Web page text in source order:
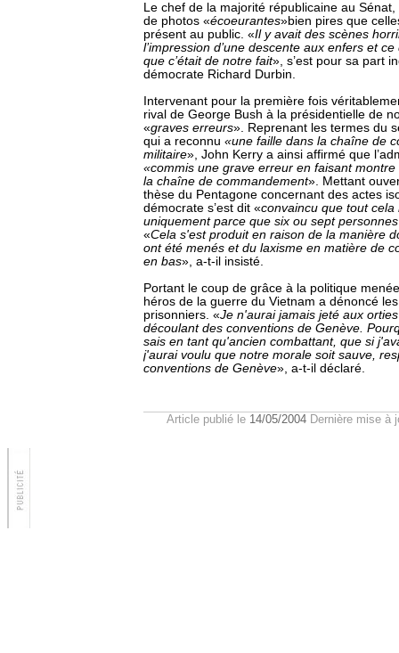
Le chef de la majorité républicaine au
de photos «écoeurantes»bien pires que
présent au public. «Il y avait des scènes
l’impression d’une descente aux enfers et
que c’était de notre fait», s’est pour sa part
démocrate Richard Durbin.
Intervenant pour la première fois
rival de George Bush à la présidentielle de
«graves erreurs». Reprenant les termes du
qui a reconnu «une faille dans la chaîne de
militaire», John Kerry a ainsi affirmé que
«commis une grave erreur en faisant
la chaîne de commandement». Mettant
thèse du Pentagone concernant des actes
démocrate s’est dit «convaincu que tout
uniquement parce que six ou sept
«Cela s'est produit en raison de la manière
ont été menés et du laxisme en matière de
en bas», a-t-il insisté.
Portant le coup de grâce à la politique
héros de la guerre du Vietnam a dénoncé
prisonniers. «Je n'aurai jamais jeté aux
découlant des conventions de Genève.
sais en tant qu'ancien combattant, que si
j'aurai voulu que notre morale soit sauve,
conventions de Genève», a-t-il déclaré.
Article publié le 14/05/2004 Dernière mise à